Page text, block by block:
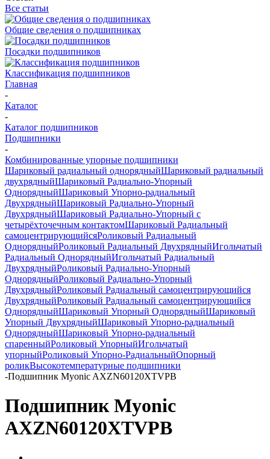
Все статьи
Общие сведения о подшипниках
Посадки подшипников
Классификация подшипников
Главная
-
Каталог
-
Каталог подшипников
Подшипники
-
Комбинированные упорные подшипники
Шариковый радиальный однорядныйШариковый радиальный
двухрядныйШариковый Радиально-Упорный
ОднорядныйШариковый Упорно-радиальный
ДвухрядныйШариковый Радиально-Упорный
ДвухрядныйШариковый Радиально-Упорный с
четырёхточечным контактомШариковый Радиальный
самоцентрирующийсяРоликовый Радиальный
ОднорядныйРоликовый Радиальный ДвухрядныйИгольчатый
Радиальный ОднорядныйИгольчатый Радиальный
ДвухрядныйРоликовый Радиально-Упорный
ОднорядныйРоликовый Радиально-Упорный
ДвухрядныйРоликовый Радиальный самоцентрирующийся
ДвухрядныйРоликовый Радиальный самоцентрирующийся
ОднорядныйШариковый Упорный ОднорядныйШариковый
Упорный ДвухрядныйШариковый Упорно-радиальный
ОднорядныйШариковый Упорно-радиальный
спаренныйРоликовый УпорныйИгольчатый
упорныйРоликовый Упорно-РадиальныйОпорный
роликВысокотемпературные подшипники
-Подшипник Myonic AXZN60120XTVPB
Подшипник Myonic
AXZN60120XTVPB